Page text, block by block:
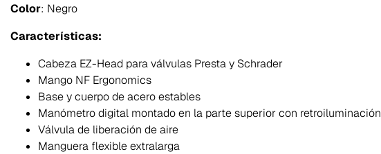
Color: Negro
Características:
Cabeza EZ-Head para válvulas Presta y Schrader
Mango NF Ergonomics
Base y cuerpo de acero estables
Manómetro digital montado en la parte superior con retroiluminación
Válvula de liberación de aire
Manguera flexible extralarga